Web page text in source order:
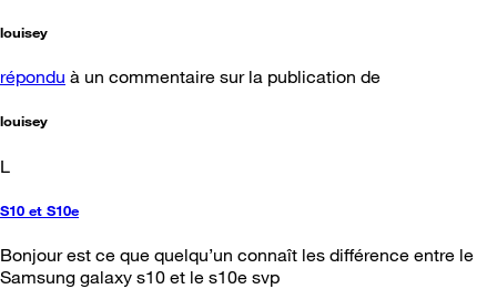
louisey
répondu à un commentaire sur la publication de
louisey
L
S10 et S10e
Bonjour est ce que quelqu’un connaît les différence entre le
Samsung galaxy s10 et le s10e svp